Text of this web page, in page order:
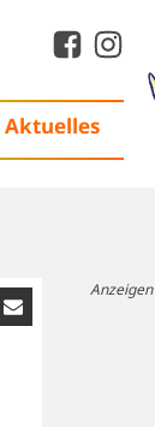
Aktuelles
Anzeigen